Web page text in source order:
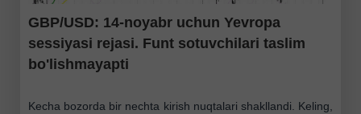
GBP/USD: 14-noyabr uchun Yevropa
sessiyasi rejasi. Funt sotuvchilari taslim
bo'lishmayapti
Kecha bozorda bir nechta kirish nuqtalari shakllandi. Keling,